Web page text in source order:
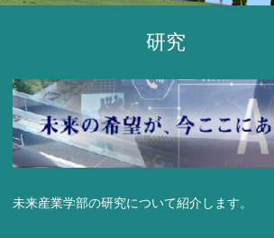
研究
未来産業学部の研究について紹介します。